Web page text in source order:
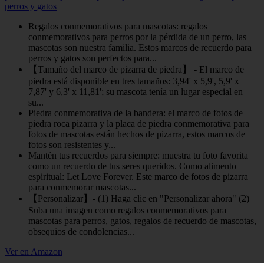
perros y gatos
Regalos conmemorativos para mascotas: regalos
conmemorativos para perros por la pérdida de un perro, las
mascotas son nuestra familia. Estos marcos de recuerdo para
perros y gatos son perfectos para...
【Tamaño del marco de pizarra de piedra】 - El marco de
piedra está disponible en tres tamaños: 3,94' x 5,9', 5,9' x
7,87' y 6,3' x 11,81'; su mascota tenía un lugar especial en
su...
Piedra conmemorativa de la bandera: el marco de fotos de
piedra roca pizarra y la placa de piedra conmemorativa para
fotos de mascotas están hechos de pizarra, estos marcos de
fotos son resistentes y...
Mantén tus recuerdos para siempre: muestra tu foto favorita
como un recuerdo de tus seres queridos. Como alimento
espiritual: Let Love Forever. Este marco de fotos de pizarra
para conmemorar mascotas...
【Personalizar】- (1) Haga clic en "Personalizar ahora" (2)
Suba una imagen como regalos conmemorativos para
mascotas para perros, gatos, regalos de recuerdo de mascotas,
obsequios de condolencias...
Ver en Amazon